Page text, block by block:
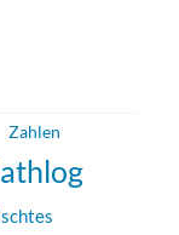
Zahlen